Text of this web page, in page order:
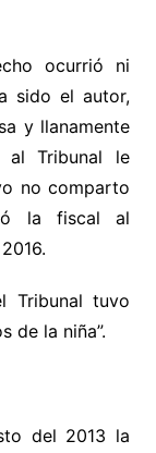
ocurrió ni
sido el autor,
y llanamente
Tribunal le
no comparto
la fiscal al
Tribunal tuvo
de la niña”.
del 2013 la